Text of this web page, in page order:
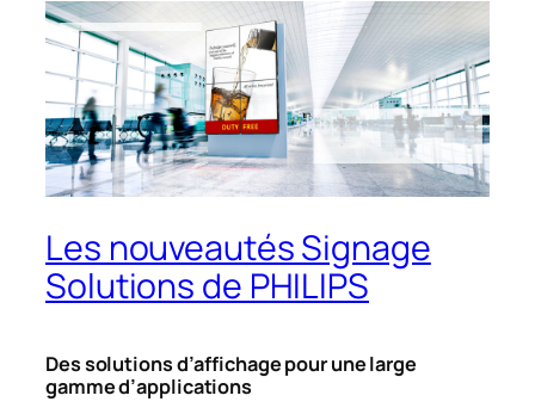
Les nouveautés Signage
Solutions de PHILIPS
Des solutions d’affichage pour une large
gamme d’applications